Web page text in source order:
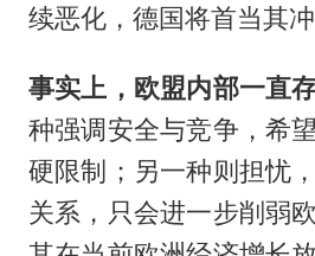
续恶化，德国将首当其冲
事实上，欧盟内部一直
种强调安全与竞争，希
硬限制；另一种则担忧
关系，只会进一步削弱